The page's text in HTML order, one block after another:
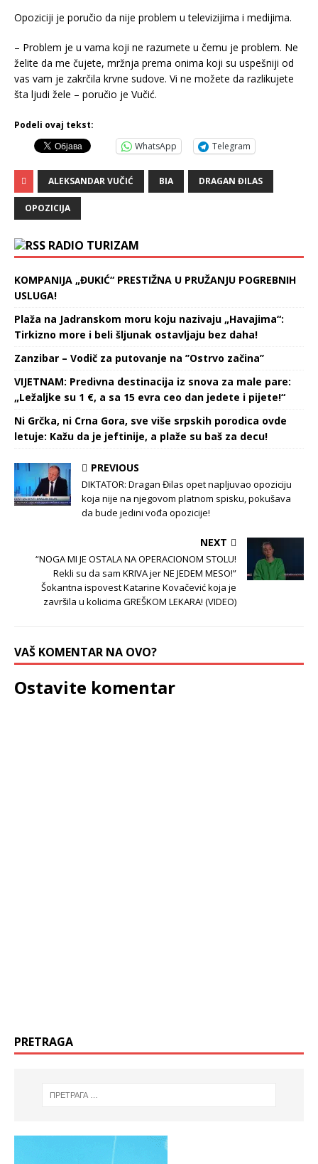
Opoziciji je poručio da nije problem u televizijima i medijima.
– Problem je u vama koji ne razumete u čemu je problem. Ne
želite da me čujete, mržnja prema onima koji su uspešniji od
vas vam je zakrčila krvne sudove. Vi ne možete da razlikujete
šta ljudi žele – poručio je Vučić.
Podeli ovaj tekst:
WhatsApp
Telegram
ALEKSANDAR VUČIĆ BIA DRAGAN ĐILAS
OPOZICIJA
RADIO TURIZAM
KOMPANIJA „ĐUKIĆ“ PRESTIŽNA U PRUŽANJU POGREBNIH
USLUGA!
Plaža na Jadranskom moru koju nazivaju „Havajima“:
Tirkizno more i beli šljunak ostavljaju bez daha!
Zanzibar – Vodič za putovanje na ’’Ostrvo začina’’
VIJETNAM: Predivna destinacija iz snova za male pare:
„Ležaljke su 1 €, a sa 15 evra ceo dan jedete i pijete!“
Ni Grčka, ni Crna Gora, sve više srpskih porodica ovde
letuje: Kažu da je jeftinije, a plaže su baš za decu!
PREVIOUS
DIKTATOR: Dragan Đilas opet napljuvao opoziciju
koja nije na njegovom platnom spisku, pokušava
da bude jedini vođa opozicije!
NEXT
“NOGA MI JE OSTALA NA OPERACIONOM STOLU!
Rekli su da sam KRIVA jer NE JEDEM MESO!”
Šokantna ispovest Katarine Kovačević koja je
završila u kolicima GREŠKOM LEKARA! (VIDEO)
VAŠ KOMENTAR NA OVO?
Ostavite komentar
PRETRAGA